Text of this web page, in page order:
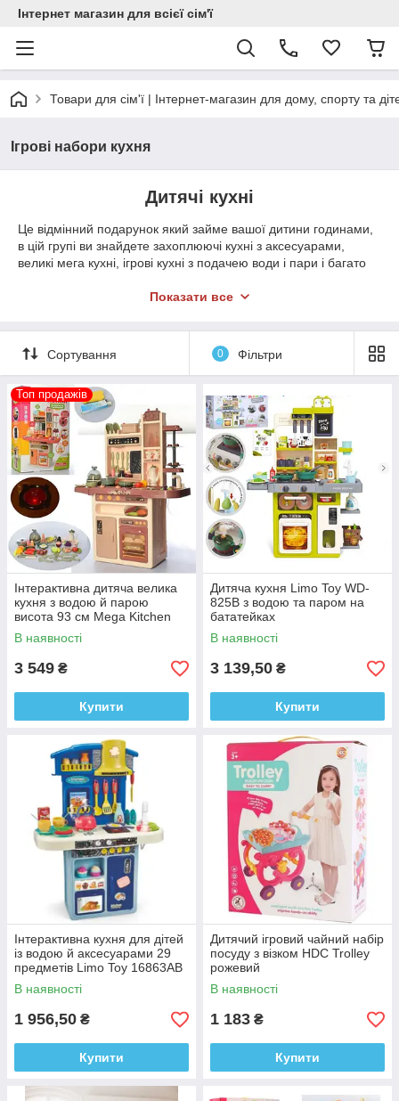
Інтернет магазин для всієї сім'ї
Товари для сім'ї | Інтернет-магазин для дому, спорту та
Ігрові набори кухня
Дитячі кухні
Це відмінний подарунок який займе вашої дитини годинами,
в цій групі ви знайдете захоплюючі кухні з аксесуарами,
великі мега кухні, ігрові кухні з подачею води і пари і багато
легко зможете підібрати якісну дитячу кухню за
постачальниками.
Показати все
Сортування 0 Фільтри
Топ продажів
Інтерактивна дитяча велика
кухня з водою й парою
висота 93 см Mega Kitchen
889-212
В наявності
3 549 ₴
Купити
Дитяча кухня Limo Toy WD-
825B з водою та паром на
бататейках
В наявності
3 139,50 ₴
Купити
Інтерактивна кухня для дітей
із водою й аксесуарами 29
предметів Limo Toy 16863AB
синій
В наявності
1 956,50 ₴
Купити
Дитячий ігровий чайний набір
посуду з візком HDC Trolley
рожевий
В наявності
1 183 ₴
Купити